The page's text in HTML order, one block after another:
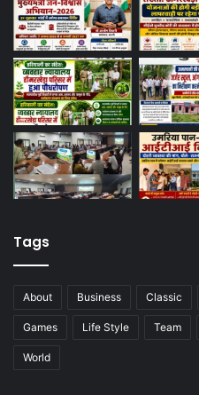
Tags
About Business Classic
Games Life Style Team
World